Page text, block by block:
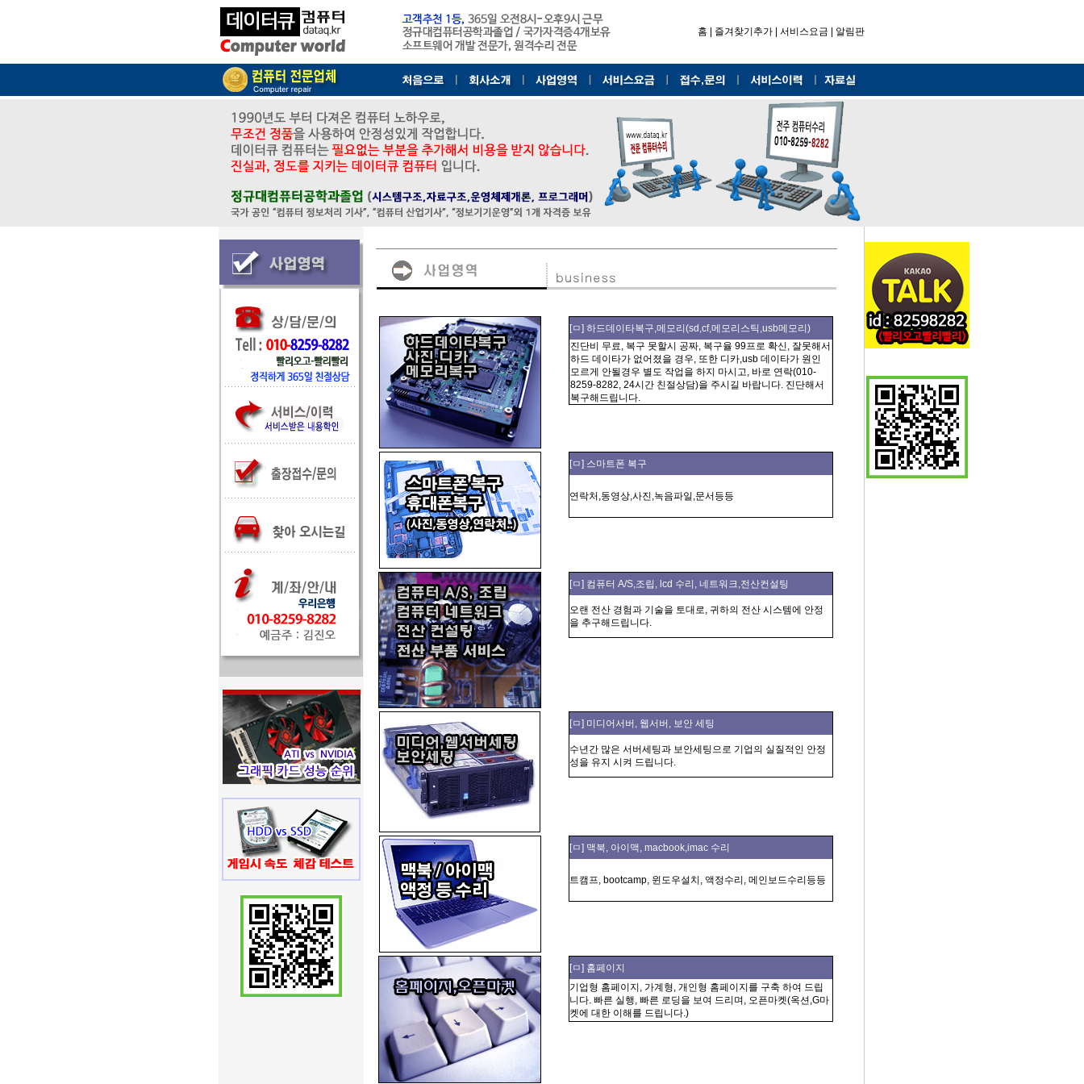
홈 즐겨찾기추가 서비스요금 알림판
[ㅁ] 하드데이타복구,메모리(sd,cf,메모리스틱,usb메모리)
진단비 무료, 복구 못할시 공짜, 복구율 99프로 확신, 잘못해서
하드 데이타가 없어졌을 경우, 또한 디카,usb 데이타가 원인
모르게 안될경우 별도 작업을 하지 마시고, 바로 연락(010-
8259-8282, 24시간 친절상담)을 주시길 바랍니다. 진단해서
복구해드립니다.
[ㅁ] 스마트폰 복구
연락처,동영상,사진,녹음파일,문서등등
[ㅁ] 컴퓨터 A/S,조립, lcd 수리, 네트워크,전산컨설팅
오랜 전산 경험과 기술을 토대로, 귀하의 전산 시스템에 안정
을 추구해드립니다.
[ㅁ] 미디어서버, 웹서버, 보안 세팅
수년간 많은 서버세팅과 보안세팅으로 기업의 실질적인 안정
성을 유지 시켜 드립니다.
[ㅁ] 맥북, 아이맥, macbook,imac 수리
트캠프, bootcamp, 윈도우설치, 액정수리, 메인보드수리등등
[ㅁ] 홈페이지
기업형 홈페이지, 가계형, 개인형 홈페이지를 구축 하여 드립
니다. 빠른 실행, 빠른 로딩을 보여 드리며, 오픈마켓(옥션,G마
켓에 대한 이해를 드립니다.)